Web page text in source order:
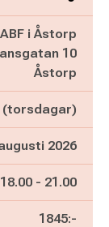
ABF i Åstorp
10
Åstorp
(torsdagar)
2026
Pågår mellan
18.00 - och
21.00
1845:-